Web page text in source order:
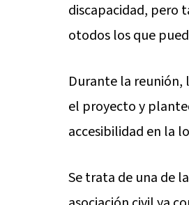
discapacidad, pero
otodos los que
Durante la reunión,
el proyecto y
accesibilidad en la
Se trata de una de